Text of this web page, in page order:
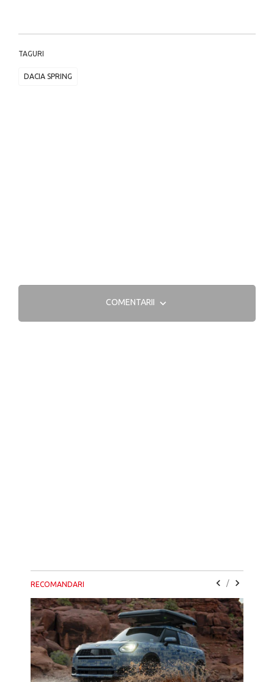
TAGURI
DACIA SPRING
COMENTARII
RECOMANDARI /